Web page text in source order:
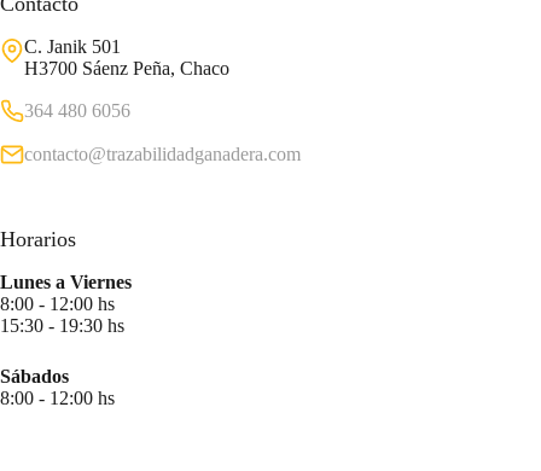
C. Janik 501
H3700 Sáenz Peña, Chaco
364 480 6056
contacto@trazabilidadganadera.com
Horarios
Lunes a Viernes
8:00 - 12:00 hs
15:30 - 19:30 hs
Sábados
8:00 - 12:00 hs